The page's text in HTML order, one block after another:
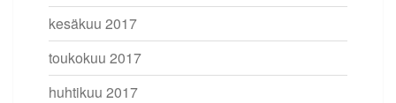
kesäkuu 2017
toukokuu 2017
huhtikuu 2017